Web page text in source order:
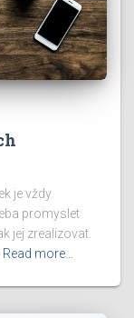
je vždy
promyslet
jej zrealizovat.
Read more…